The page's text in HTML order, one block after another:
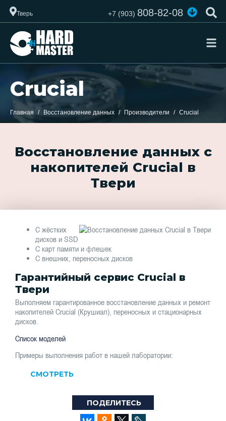
Тверь +7 (903)808-82-08
Crucial
Главная Восстановление данных Производители Crucial
Восстановление данных с
накопителей Crucial в
Твери
С жёстких
дисков и SSD
С карт памяти и флешек
С внешних, переносных дисков
Гарантийный сервис Crucial в
Твери
Выполняем гарантированное восстановление данных и ремонт
накопителей Crucial (Крушиал), переносных и стационарных
дисков.
Список моделей
Примеры выполнения работ в нашей лаборатории:
СМОТРЕТЬ
ПОДЕЛИТЕСЬ